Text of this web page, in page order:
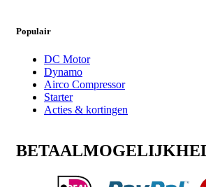
Populair
DC Motor
Dynamo
Airco Compressor
Starter
Acties & kortingen